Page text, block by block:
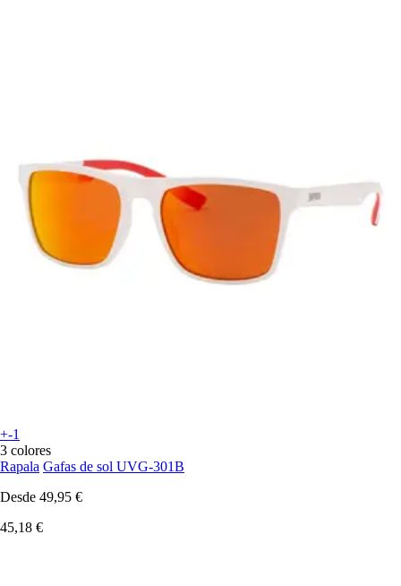
+-1
3 colores
Rapala Gafas de sol UVG-301B
Desde 49,95 €
45,18 €